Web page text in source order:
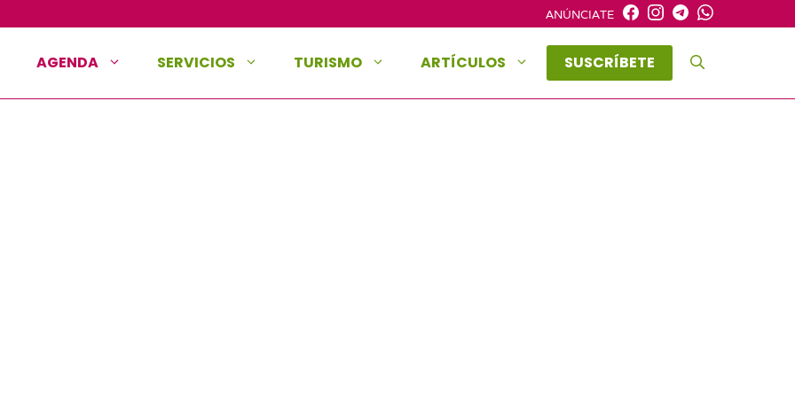
ANÚNCIATE
AGENDA SERVICIOS TURISMO ARTÍCULOS SUSCRÍBETE